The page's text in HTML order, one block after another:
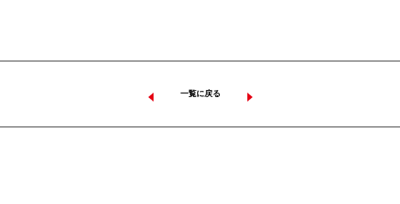
一覧に戻る